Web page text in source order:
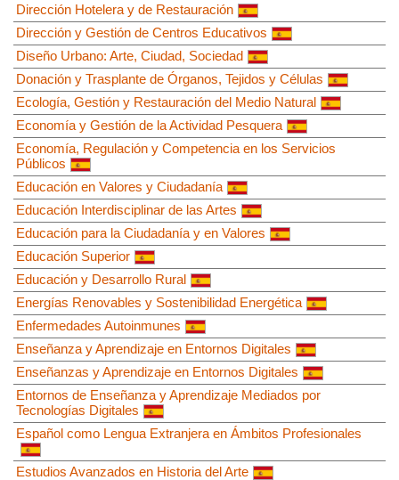
Dirección Hotelera y de Restauración
Dirección y Gestión de Centros Educativos
Diseño Urbano: Arte, Ciudad, Sociedad
Donación y Trasplante de Órganos, Tejidos y Células
Ecología, Gestión y Restauración del Medio Natural
Economía y Gestión de la Actividad Pesquera
Economía, Regulación y Competencia en los Servicios
Públicos
Educación en Valores y Ciudadanía
Educación Interdisciplinar de las Artes
Educación para la Ciudadanía y en Valores
Educación Superior
Educación y Desarrollo Rural
Energías Renovables y Sostenibilidad Energética
Enfermedades Autoinmunes
Enseñanza y Aprendizaje en Entornos Digitales
Enseñanzas y Aprendizaje en Entornos Digitales
Entornos de Enseñanza y Aprendizaje Mediados por
Tecnologías Digitales
Español como Lengua Extranjera en Ámbitos Profesionales
Estudios Avanzados en Historia del Arte